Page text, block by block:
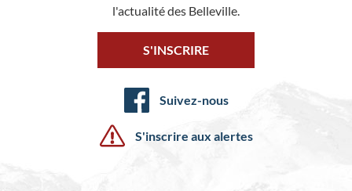
l'actualité des Belleville.
S'INSCRIRE
Suivez-nous
S'inscrire aux alertes